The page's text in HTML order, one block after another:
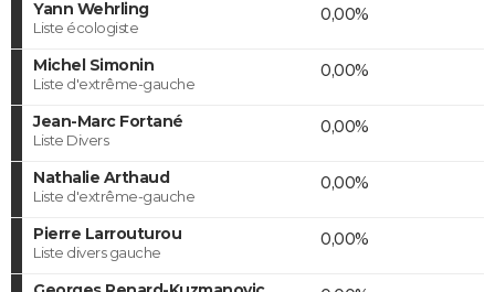
Yann Wehrling
Liste écologiste
0,00%
Michel Simonin
Liste d'extrême-gauche
0,00%
Jean-Marc Fortané
Liste Divers
0,00%
Nathalie Arthaud
Liste d'extrême-gauche
0,00%
Pierre Larrouturou
Liste divers gauche
0,00%